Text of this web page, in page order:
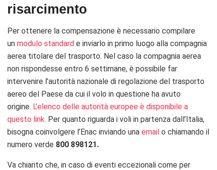
risarcimento
Per ottenere la compensazione è necessario compilare
un modulo standard e inviarlo in primo luogo alla compagnia
aerea titolare del trasporto. Nel caso la compagnia aerea
non rispondesse entro 6 settimane, è possibile far
intervenire l’autorità nazionale di regolazione del trasporto
aereo del Paese da cui il volo in questione ha avuto
origine. L’elenco delle autorità europee è disponibile a
questo link. Per quanto riguarda i voli in partenza dall’Italia,
bisogna coinvolgere l’Enac inviando una email o chiamando il
numero verde 800 898121.
Va chiarito che, in caso di eventi eccezionali come per